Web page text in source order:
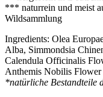
*** naturrein und meist
Wildsammlung
Ingredients: Olea
Alba, Simmondsia
Calendula Officinalis
Anthemis Nobilis
*natürliche Bestandteile